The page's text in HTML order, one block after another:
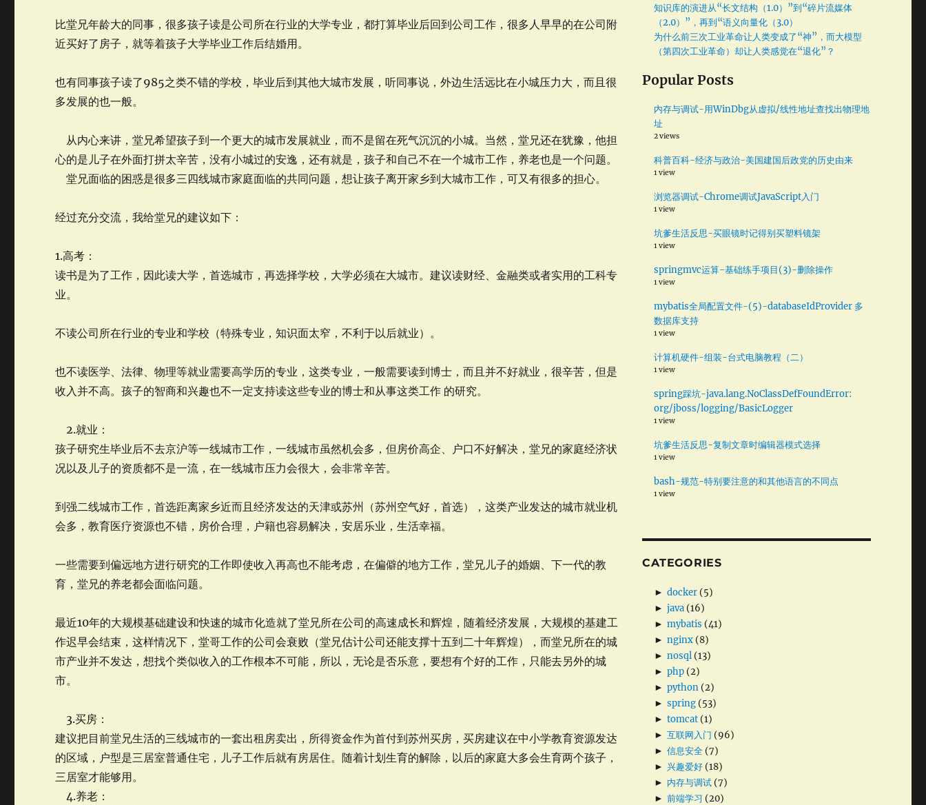
比堂兄年龄大的同事，很多孩子读是公司所在行业的大学专业，都打算毕业后回到公司工作，很多人早早的在公司附
近买好了房子，就等着孩子大学毕业工作后结婚用。
也有同事孩子读了985之类不错的学校，毕业后到其他大城市发展，听同事说，外边生活远比在小城压力大，而且很
多发展的也一般。
从内心来讲，堂兄希望孩子到一个更大的城市发展就业，而不是留在死气沉沉的小城。当然，堂兄还在犹豫，他担
心的是儿子在外面打拼太辛苦，没有小城过的安逸，还有就是，孩子和自己不在一个城市工作，养老也是一个问题。
堂兄面临的困惑是很多三四线城市家庭面临的共同问题，想让孩子离开家乡到大城市工作，可又有很多的担心。
经过充分交流，我给堂兄的建议如下：
1.高考：
读书是为了工作，因此读大学，首选城市，再选择学校，大学必须在大城市。建议读财经、金融类或者实用的工科专
业。
不读公司所在行业的专业和学校（特殊专业，知识面太窄，不利于以后就业）。
也不读医学、法律、物理等就业需要高学历的专业，这类专业，一般需要读到博士，而且并不好就业，很辛苦，但是
收入并不高。孩子的智商和兴趣也不一定支持读这些专业的博士和从事这类工作 的研究。
2.就业：
孩子研究生毕业后不去京沪等一线城市工作，一线城市虽然机会多，但房价高企、户口不好解决，堂兄的家庭经济状
况以及儿子的资质都不是一流，在一线城市压力会很大，会非常辛苦。
到强二线城市工作，首选距离家乡近而且经济发达的天津或苏州（苏州空气好，首选），这类产业发达的城市就业机
会多，教育医疗资源也不错，房价合理，户籍也容易解决，安居乐业，生活幸福。
一些需要到偏远地方进行研究的工作即使收入再高也不能考虑，在偏僻的地方工作，堂兄儿子的婚姻、下一代的教
育，堂兄的养老都会面临问题。
最近10年的大规模基础建设和快速的城市化造就了堂兄所在公司的高速成长和辉煌，随着经济发展，大规模的基建工
作迟早会结束，这样情况下，堂哥工作的公司会衰败（堂兄估计公司还能支撑十五到二十年辉煌），而堂兄所在的城
市产业并不发达，想找个类似收入的工作根本不可能，所以，无论是否乐意，要想有个好的工作，只能去另外的城
市。
3.买房：
建议把目前堂兄生活的三线城市的一套出租房卖出，所得资金作为首付到苏州买房，买房建议在中小学教育资源发达
的区域，户型是三居室普通住宅，儿子工作后就有房居住。随着计划生育的解除，以后的家庭大多会生育两个孩子，
三居室才能够用。
4.养老：
知识库的演进从“长文结构（1.0）”到“碎片流媒体
（2.0）”，再到“语义向量化（3.0）
为什么前三次工业革命让人类变成了“神”，而大模型
（第四次工业革命）却让人类感觉在“退化”？
Popular Posts
内存与调试-用WinDbg从虚拟/线性地址查找出物理地
址
2 views
科普百科-经济与政治-美国建国后政党的历史由来
1 view
浏览器调试-Chrome调试JavaScript入门
1 view
坑爹生活反思-买眼镜时记得别买塑料镜架
1 view
springmvc运算-基础练手项目(3)-删除操作
1 view
mybatis全局配置文件-(5)-databaseIdProvider 多
数据库支持
1 view
计算机硬件-组装-台式电脑教程（二）
1 view
spring踩坑-java.lang.NoClassDefFoundError:
org/jboss/logging/BasicLogger
1 view
坑爹生活反思-复制文章时编辑器模式选择
1 view
bash-规范-特别要注意的和其他语言的不同点
1 view
CATEGORIES
► docker(5)
► java(16)
► mybatis (41)
► nginx(8)
► nosql(13)
► php(2)
► python(2)
► spring(53)
► tomcat(1)
► 互联网入门 (96)
► 信息安全(7)
► 兴趣爱好(18)
► 内存与调试(7)
► 前端学习 (20)